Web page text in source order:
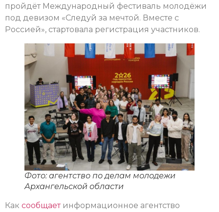
пройдёт Международный фестиваль молодёжи
под девизом «Следуй за мечтой. Вместе с
Россией», стартовала регистрация участников.
Фото: агентство по делам молодежи
Архангельской области
Как сообщаетинформационное агентство